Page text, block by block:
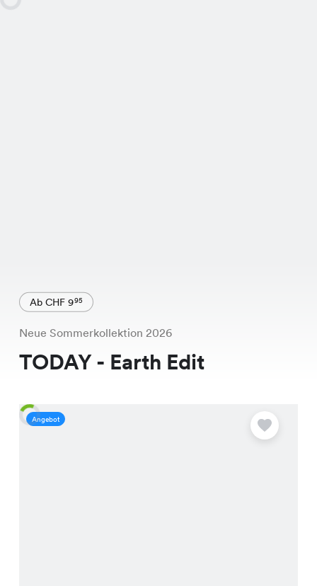
Ab CHF 995
Neue Sommerkollektion 2026
TODAY - Earth Edit
Angebot